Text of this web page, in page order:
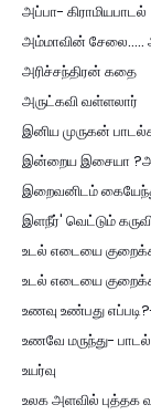
அப்பா- கிராமியபாடல்
அம்மாவின்
அரிச்சந்திரன் கதை
அருட்கவி வள்ளலார்
இனிய முருகன்
இன்றைய இசையா
இறைவனிடம்
இளநீர்' வெட்டும்
உடல் எடையை குறைக்க
உடல் எடையை
உணவு உண்பது
உணவே மருந்து- பாடல்
உயர்வு
உலக அளவில் புத்தக